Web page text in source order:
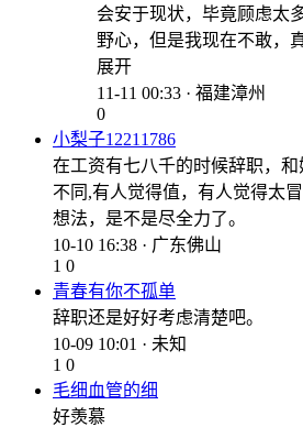
会安于现状，毕竟顾虑太
野心，但是我现在不敢，
展开
11-11 00:33 · 福建漳州
0
小梨子12211786
在工资有七八千的时候辞职，
不同,有人觉得值，有人觉得太
想法，是不是尽全力了。
10-10 16:38 · 广东佛山
1 0
青春有你不孤单
辞职还是好好考虑清楚吧。
10-09 10:01 · 未知
1 0
毛细血管的细
好羡慕